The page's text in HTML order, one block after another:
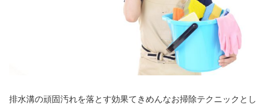
排水溝の頑固汚れを落とす効果てきめんなお掃除テクニックとし